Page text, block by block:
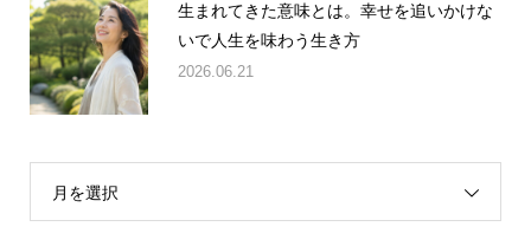
生まれてきた意味とは。幸せを追いかけな
いで人生を味わう生き方
2026.06.21
月を選択